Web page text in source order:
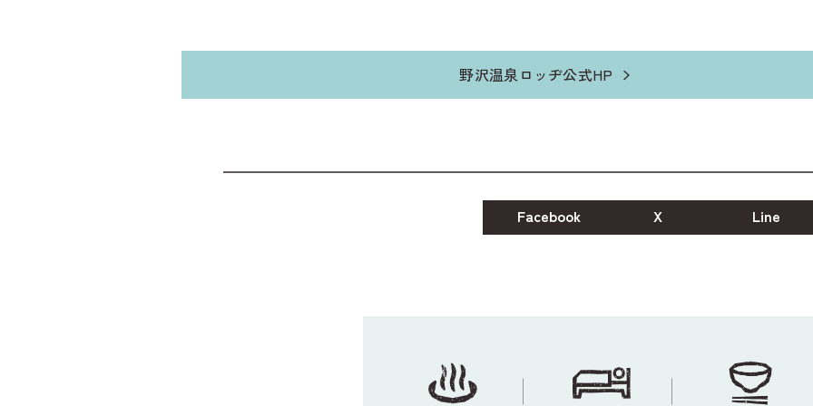
野沢温泉ロッヂ公式HP
Facebook X Line